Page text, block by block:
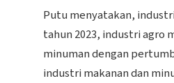
Putu menyatakan,
tahun 2023, industri agro
minuman dengan
industri makanan dan